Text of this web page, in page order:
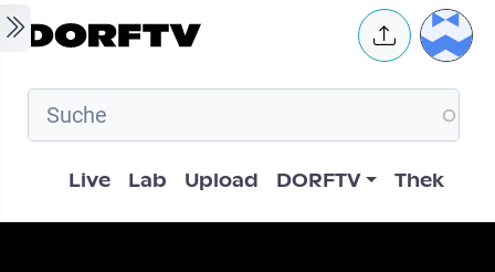
Skip to main content User
Hauptnavigation
Live Lab Upload DORFTV Thek